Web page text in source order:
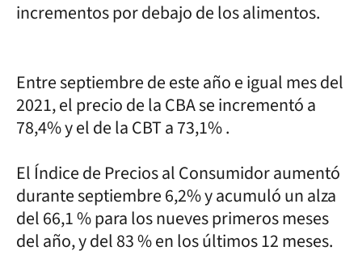
incrementos por debajo de los alimentos.
Entre septiembre de este año e igual mes del
2021, el precio de la CBA se incrementó a
78,4% y el de la CBT a 73,1% .
El Índice de Precios al Consumidor aumentó
durante septiembre 6,2% y acumuló un alza
del 66,1 % para los nueves primeros meses
del año, y del 83 % en los últimos 12 meses.